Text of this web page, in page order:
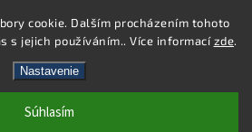
cookie. Dalším procházením tohoto
s jejich používáním.. Více informacízde.
Nastavenie
Súhlasím
Hľadať
AG 925/1000 -